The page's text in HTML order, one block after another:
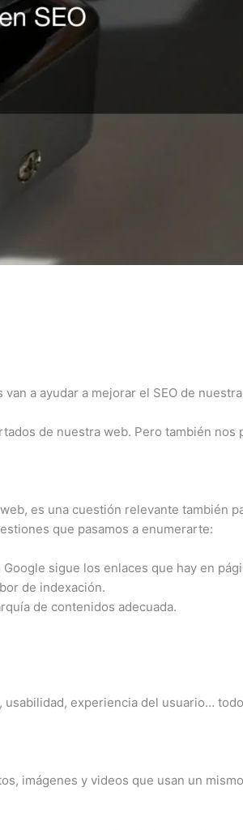
a ayudar a mejorar el SEO de
de nuestra web. Pero también nos
es una cuestión relevante también
que pasamos a enumerarte:
sigue los enlaces que hay en
de indexación.
de contenidos adecuada.
experiencia del usuario…
imágenes y videos que usan un